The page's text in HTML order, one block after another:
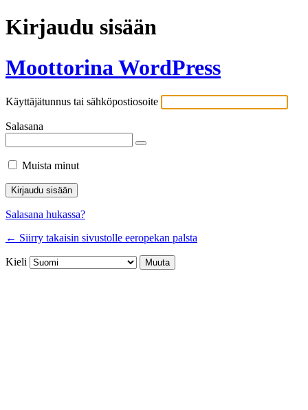
Kirjaudu sisään
Moottorina WordPress
Käyttäjätunnus tai sähköpostiosoite
Salasana
Muista minut
Salasana hukassa?
← Siirry takaisin sivustolle eeropekan palsta
Kieli